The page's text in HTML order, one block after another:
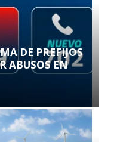
DE PREFIJOS
ABUSOS EN